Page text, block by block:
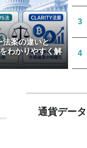
法案の違いと
わかりやすく解
3
4
通貨データ